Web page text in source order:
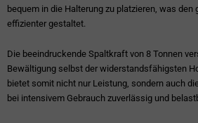
bequem in die Halterung zu platzieren, was
effizienter gestaltet.
Die beeindruckende Spaltkraft von 8 Tonnen
Bewältigung selbst der widerstandsfähigsten
bietet somit nicht nur Leistung, sondern auch
bei intensivem Gebrauch zuverlässig und